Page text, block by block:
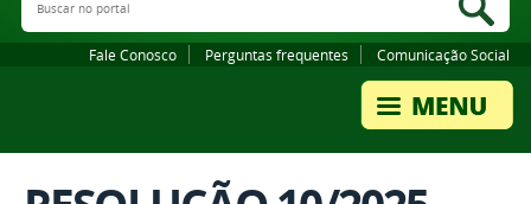
Fale Conosco Perguntas frequentes Comunicação Social